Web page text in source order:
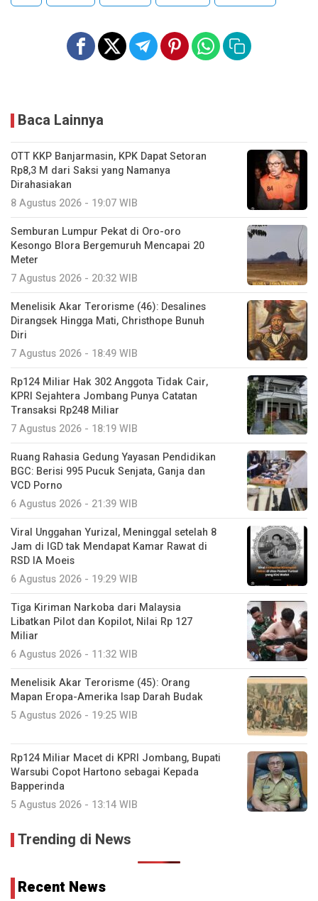
Baca Lainnya
OTT KKP Banjarmasin, KPK Dapat Setoran
Rp8,3 M dari Saksi yang Namanya
Dirahasiakan
8 Agustus 2026 - 19:07 WIB
Semburan Lumpur Pekat di Oro-oro
Kesongo Blora Bergemuruh Mencapai 20
Meter
7 Agustus 2026 - 20:32 WIB
Menelisik Akar Terorisme (46): Desalines
Dirangsek Hingga Mati, Christhope Bunuh
Diri
7 Agustus 2026 - 18:49 WIB
Rp124 Miliar Hak 302 Anggota Tidak Cair,
KPRI Sejahtera Jombang Punya Catatan
Transaksi Rp248 Miliar
7 Agustus 2026 - 18:19 WIB
Ruang Rahasia Gedung Yayasan Pendidikan
BGC: Berisi 995 Pucuk Senjata, Ganja dan
VCD Porno
6 Agustus 2026 - 21:39 WIB
Viral Unggahan Yurizal, Meninggal setelah 8
Jam di IGD tak Mendapat Kamar Rawat di
RSD IA Moeis
6 Agustus 2026 - 19:29 WIB
Tiga Kiriman Narkoba dari Malaysia
Libatkan Pilot dan Kopilot, Nilai Rp 127
Miliar
6 Agustus 2026 - 11:32 WIB
Menelisik Akar Terorisme (45): Orang
Mapan Eropa-Amerika Isap Darah Budak
5 Agustus 2026 - 19:25 WIB
Rp124 Miliar Macet di KPRI Jombang, Bupati
Warsubi Copot Hartono sebagai Kepada
Bapperinda
5 Agustus 2026 - 13:14 WIB
Trending di News
Recent News